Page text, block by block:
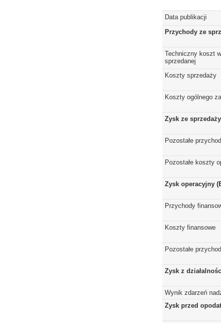
Data publikacji
Przychody ze
Techniczny koszt
sprzedanej
Koszty sprzedaży
Koszty ogólnego
Zysk ze sprzedaży
Pozostałe
Pozostałe koszty
Zysk operacyjny
Przychody
Koszty finansowe
Pozostałe
Zysk z
Wynik zdarzeń
Zysk przed